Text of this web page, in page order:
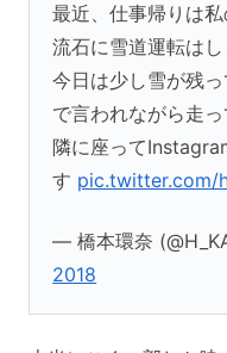
最近、仕事帰りは私
流石に雪道運転は
今日は少し雪が残
で言われながら走
隣に座って
す pic.twitter.com/
— 橋本環奈
2018